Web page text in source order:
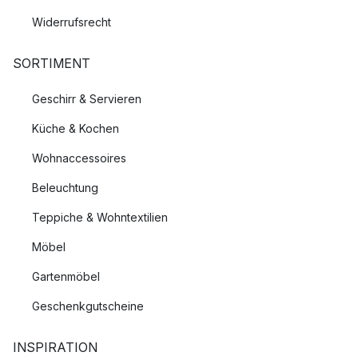
Widerrufsrecht
SORTIMENT
Geschirr & Servieren
Küche & Kochen
Wohnaccessoires
Beleuchtung
Teppiche & Wohntextilien
Möbel
Gartenmöbel
Geschenkgutscheine
INSPIRATION